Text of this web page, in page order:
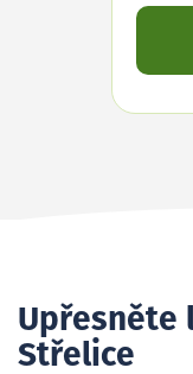
Upřesněte
Střelice